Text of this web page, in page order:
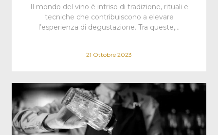
Il mondo del vino è intriso di tradizione, rituali e
tecniche che contribuiscono a elevare
l’esperienza di degustazione. Tra queste,…
21 Ottobre 2023